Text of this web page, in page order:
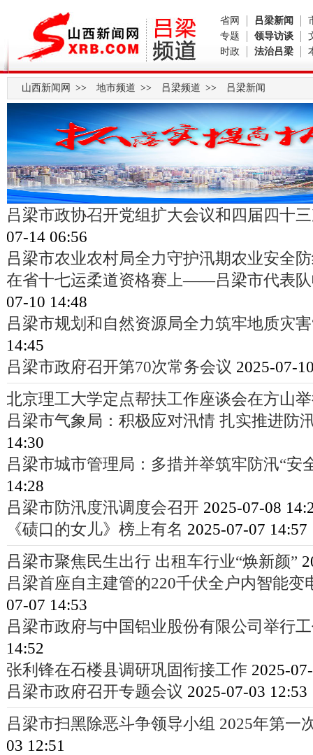
省网 吕梁新闻
专题
领导访谈
时政
法治吕梁
山西新闻网 >> 地市频道 >> 吕梁频道 >> 吕梁新闻
吕梁市政协召开党组扩大会议和四届四十
07-14 06:56
吕梁市农业农村局全力守护汛期农业安全
在省十七运柔道资格赛上——吕梁市代表队
07-10 14:48
吕梁市规划和自然资源局全力筑牢地质灾
14:45
吕梁市政府召开第70次常务会议 2025-07-
北京理工大学定点帮扶工作座谈会在方山
吕梁市气象局：积极应对汛情 扎实推进防
14:30
吕梁市城市管理局：多措并举筑牢防汛“安
14:28
吕梁市防汛度汛调度会召开 2025-07-08
《碛口的女儿》榜上有名 2025-07-07 14:57
吕梁市聚焦民生出行 出租车行业“焕新颜”
吕梁首座自主建管的220千伏全户内智能变
07-07 14:53
吕梁市政府与中国铝业股份有限公司举行
14:52
张利锋在石楼县调研巩固衔接工作 2025-
吕梁市政府召开专题会议 2025-07-03 12:53
吕梁市扫黑除恶斗争领导小组 2025年第一
03 12:51